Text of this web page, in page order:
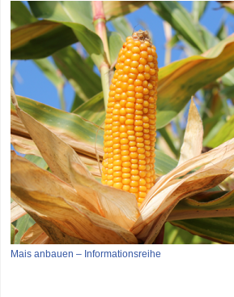
Mais anbauen – Informationsreihe